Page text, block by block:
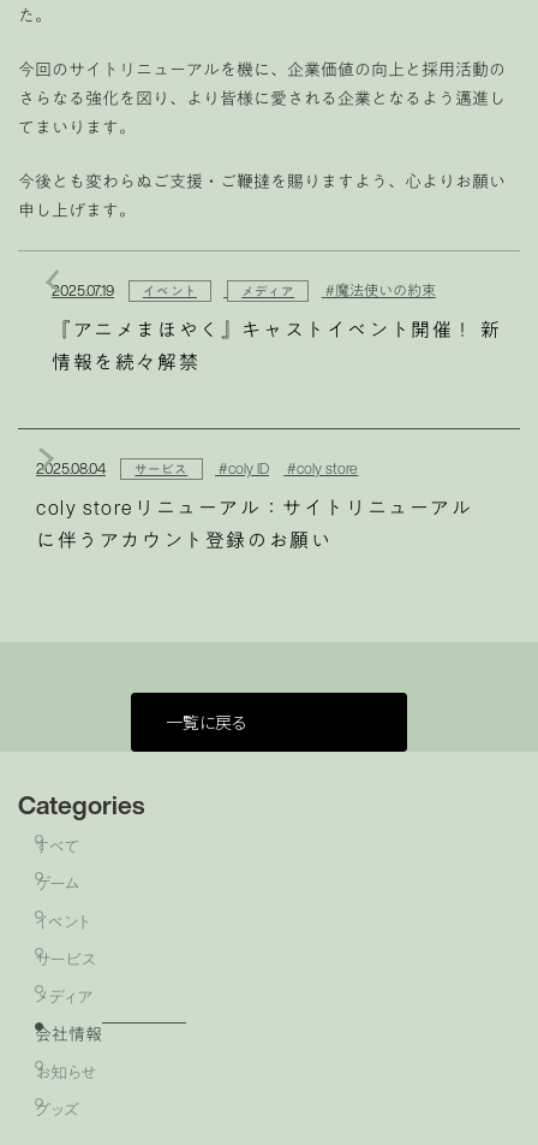
Categories
すべて
ゲーム
イベント
サービス
メディア
会社情報
お知らせ
グッズ
た。
今回のサイトリニューアルを機に、企業価値の向上と採用活動の
さらなる強化を図り、より皆様に愛される企業となるよう邁進し
てまいります。
今後とも変わらぬご支援・ご鞭撻を賜りますよう、心よりお願い
申し上げます。
2025.07.19 イベント メディア #魔法使いの約束
『アニメまほやく』キャストイベント開催！ 新
情報を続々解禁
2025.08.04 サービス #coly ID #coly store
coly storeリニューアル：サイトリニューアル
に伴うアカウント登録のお願い
一覧に戻る